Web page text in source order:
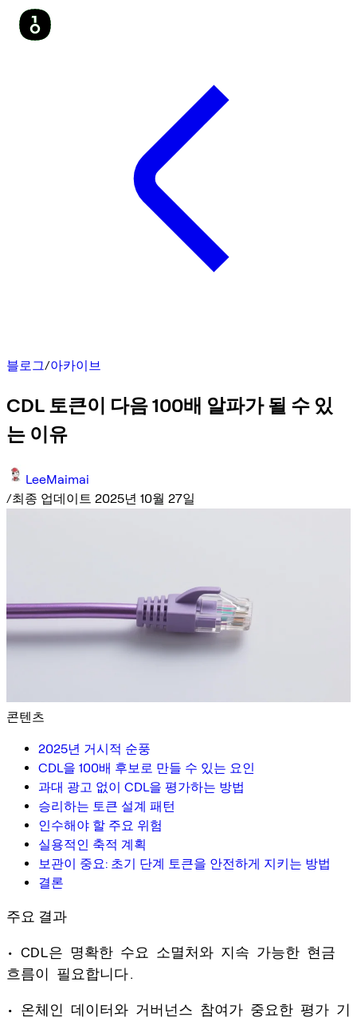
블로그/아카이브
CDL 토큰이 다음 100배 알파가 될 수 있
는 이유
LeeMaimai
/최종 업데이트 2025년 10월 27일
콘텐츠
2025년 거시적 순풍
CDL을 100배 후보로 만들 수 있는 요인
과대 광고 없이 CDL을 평가하는 방법
승리하는 토큰 설계 패턴
인수해야 할 주요 위험
실용적인 축적 계획
보관이 중요: 초기 단계 토큰을 안전하게 지키는 방법
결론
주요 결과
• CDL은 명확한 수요 소멸처와 지속 가능한 현금
흐름이 필요합니다.
• 온체인 데이터와 거버넌스 참여가 중요한 평가 기